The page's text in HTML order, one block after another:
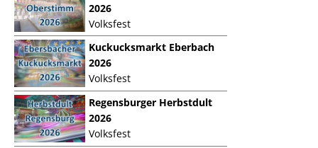
2026
Volksfest
Kuckucksmarkt Eberbach
2026
Volksfest
Regensburger Herbstdult
2026
Volksfest